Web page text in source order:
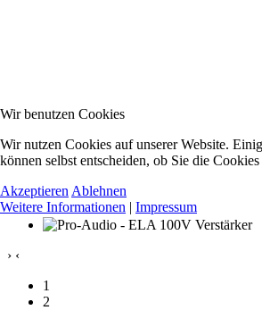
› ‹
1
2
Wir benutzen Cookies
Wir nutzen Cookies auf unserer Website.
können selbst entscheiden, ob Sie die
Akzeptieren Ablehnen
Weitere Informationen | Impressum